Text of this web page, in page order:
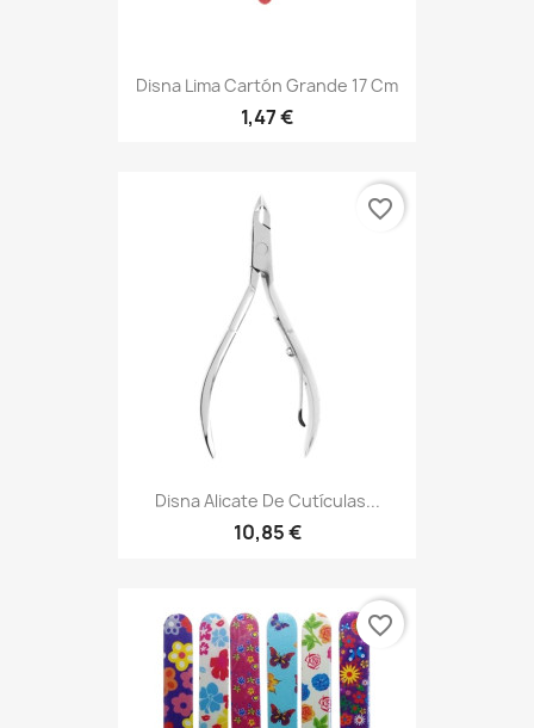
Disna Lima Cartón Grande 17 Cm
1,47 €
Disna Alicate De Cutículas...
10,85 €
favorite_border
favorite_border